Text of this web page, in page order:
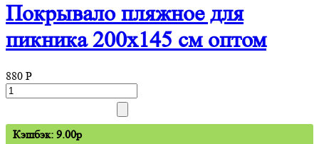
Покрывало пляжное для
пикника 200х145 см оптом
880 P
Кэшбэк: 9.00p